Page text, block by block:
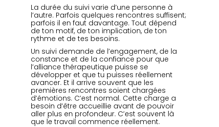
La durée du suivi varie d’une personne à
l’autre. Parfois quelques rencontres suffisent;
parfois il en faut davantage. Tout dépend
de ton motif, de ton implication, de ton
rythme et de tes besoins.
Un suivi demande de l’engagement, de la
constance et de la confiance pour que
l’alliance thérapeutique puisse se
développer et que tu puisses réellement
avancer. Et il arrive souvent que les
premières rencontres soient chargées
d’émotions. C’est normal. Cette charge a
besoin d’être accueillie avant de pouvoir
aller plus en profondeur. C’est souvent là
que le travail commence réellement.